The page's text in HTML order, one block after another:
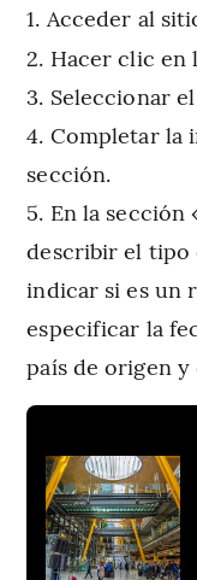
Acceder al
Hacer clic en
Seleccionar
Completar la
sección.
En la sección
describir el tipo
indicar si es un
especificar la
país de origen